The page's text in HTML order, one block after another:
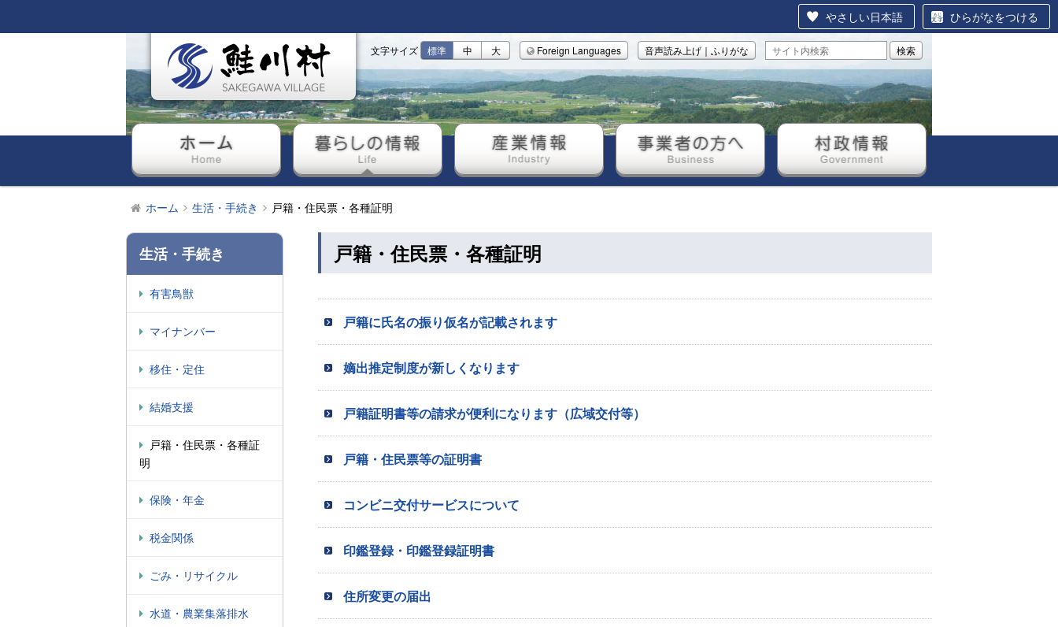
やさしい日本語 ひらがなをつける
文字サイズ 標準 中 大 Foreign Languages 音声読み上げ｜ふりがな 検索
ホーム 暮らしの情報 産業情報 事業者の方へ 村政情報
ホーム 生活・手続き 戸籍・住民票・各種証明
戸籍・住民票・各種証明
戸籍に氏名の振り仮名が記載されます
嫡出推定制度が新しくなります
戸籍証明書等の請求が便利になります（広域交付等）
戸籍・住民票等の証明書
コンビニ交付サービスについて
印鑑登録・印鑑登録証明書
住所変更の届出
生活・手続き
有害鳥獣
マイナンバー
移住・定住
結婚支援
戸籍・住民票・各種証
明
保険・年金
税金関係
ごみ・リサイクル
水道・農業集落排水